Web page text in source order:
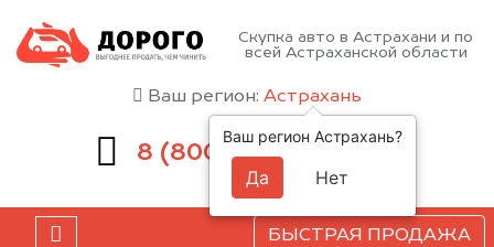
Скупка авто в Астрахани и по
всей Астраханской области
Ваш регион: Астрахань
8 (800)551-81-15
БЫСТРАЯ ПРОДАЖА
Ваш регион Астрахань?
Да Нет